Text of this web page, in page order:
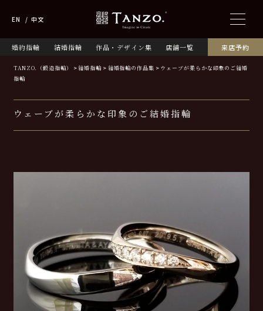
婚約指輪 結婚指輪 作品・デザイン集 店舗一覧 来店予約
EN 中文
TANZO.（鍛造指輪） 結婚指輪 結婚指輪の作品集
ウェーブが柔らかな印象のご結婚
指輪
ウェーブが柔らかな印象のご結婚指輪